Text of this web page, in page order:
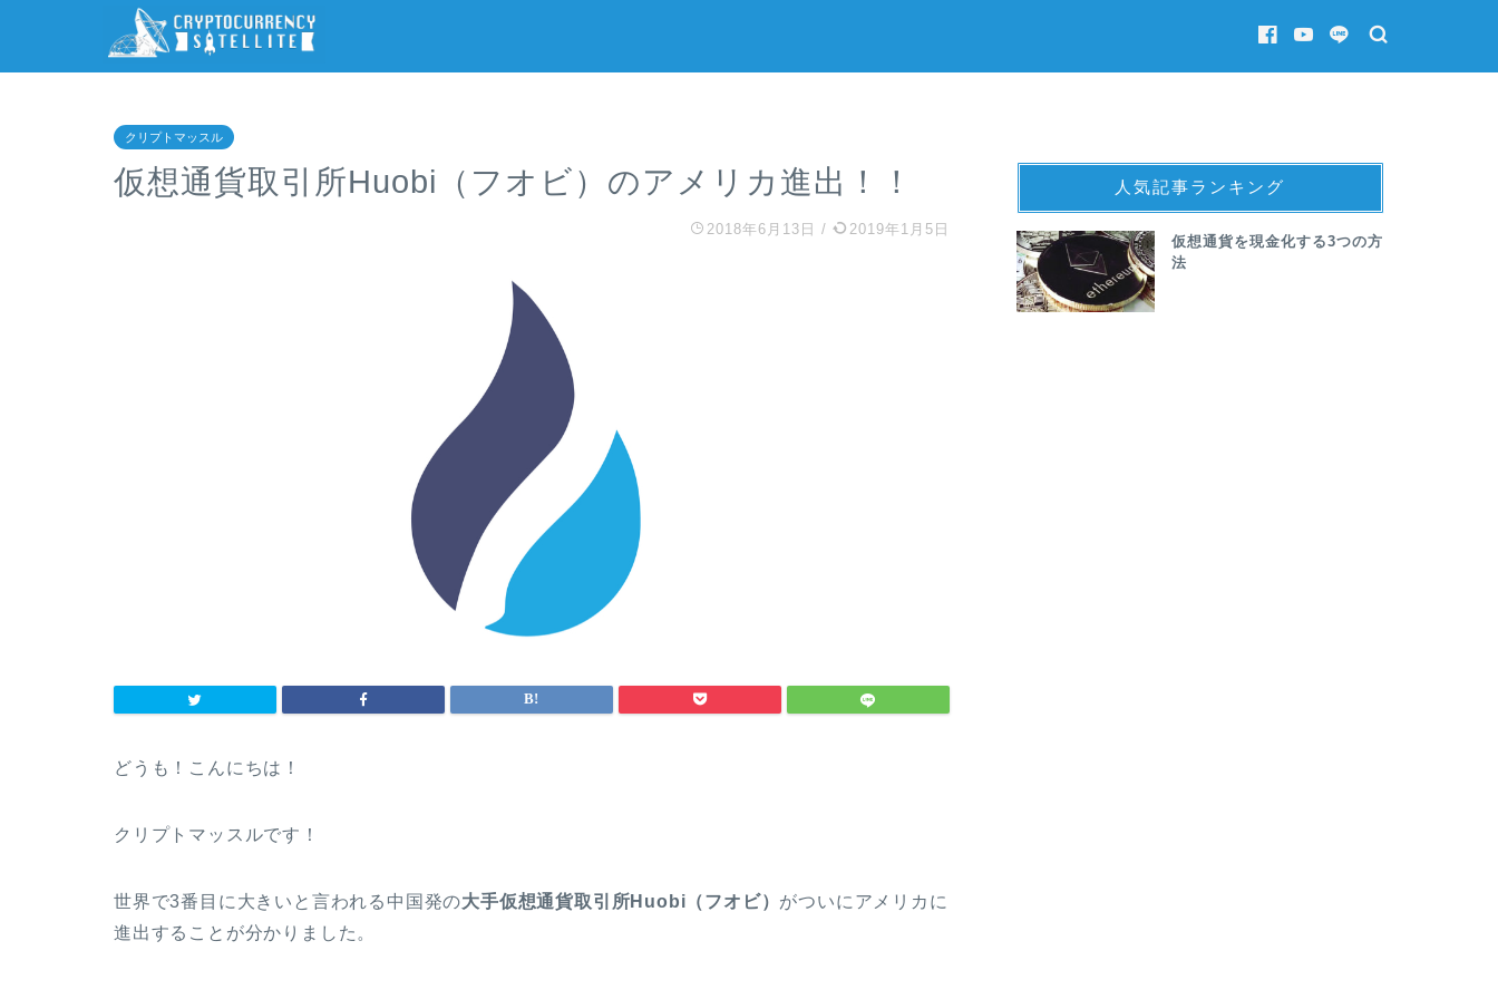
クリプトマッスル
仮想通貨取引所Huobi（フオビ）のアメリカ進出！！
2018年6月13日 / 2019年1月5日
どうも！こんにちは！
クリプトマッスルです！
世界で3番目に大きいと言われる中国発の大手仮想通貨取引所Huobi（フオビ） がついにアメリカに
進出することが分かりました。
人気記事ランキング
仮想通貨を現金化する3つの方
法